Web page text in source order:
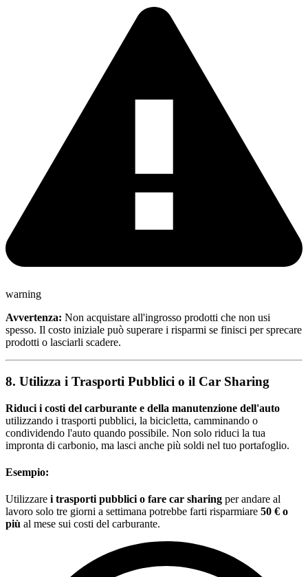
warning
Avvertenza: Non acquistare all'ingrosso prodotti che non usi
spesso. Il costo iniziale può superare i risparmi se finisci per sprecare
prodotti o lasciarli scadere.
8. Utilizza i Trasporti Pubblici o il Car Sharing
Riduci i costi del carburante e della manutenzione dell'auto
utilizzando i trasporti pubblici, la bicicletta, camminando o
condividendo l'auto quando possibile. Non solo riduci la tua
impronta di carbonio, ma lasci anche più soldi nel tuo portafoglio.
Esempio:
Utilizzare i trasporti pubblici o fare car sharing per andare al
lavoro solo tre giorni a settimana potrebbe farti risparmiare 50 € o
più al mese sui costi del carburante.